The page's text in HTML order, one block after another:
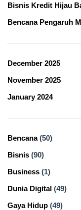
Bisnis Kredit Hijau
Bencana Pengaruh
December 2025
November 2025
January 2024
Bencana(50)
Bisnis (90)
Business (1)
Dunia Digital (49)
Gaya Hidup (49)